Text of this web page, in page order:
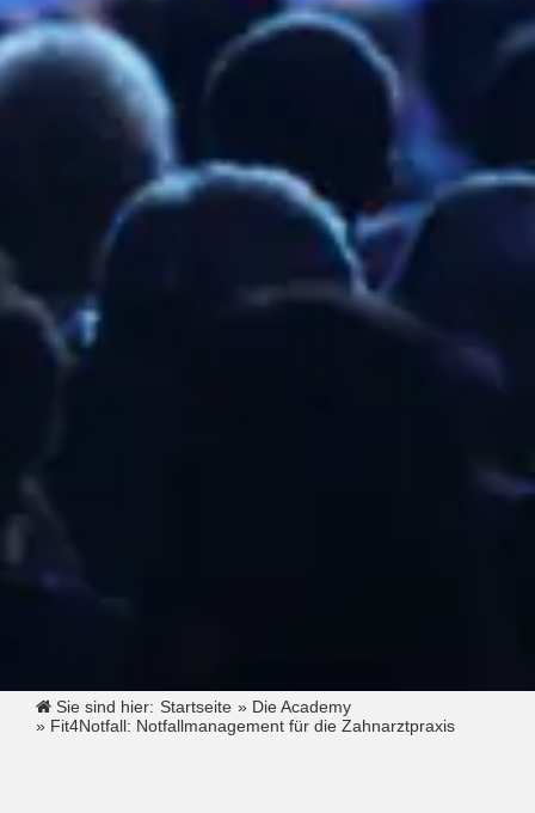
Sie sind hier: Startseite » Die Academy
» Fit4Notfall: Notfallmanagement für die Zahnarztpraxis